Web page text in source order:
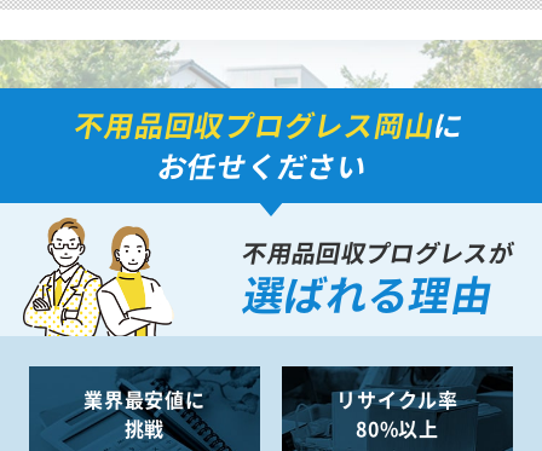
不用品回収プログレス岡山に
お任せください
不用品回収プログレスが
選ばれる理由
業界最安値に
挑戦
リサイクル率
80%以上